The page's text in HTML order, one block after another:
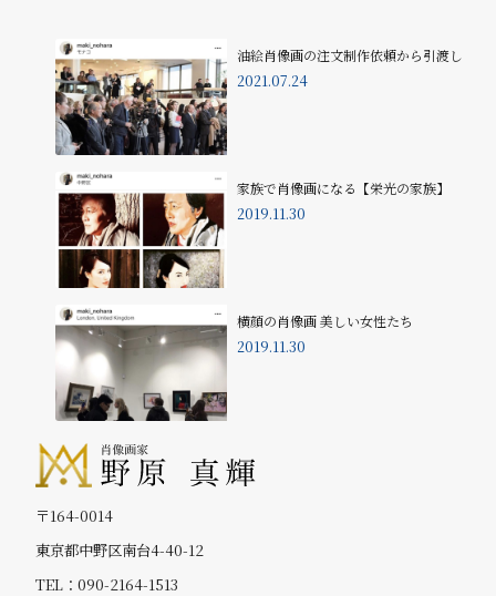
油絵肖像画の注文制作依頼から引渡し
2021.07.24
家族で肖像画になる【栄光の家族】
2019.11.30
横顔の肖像画 美しい女性たち
2019.11.30
〒164-0014
東京都中野区南台4-40-12
TEL：090-2164-1513